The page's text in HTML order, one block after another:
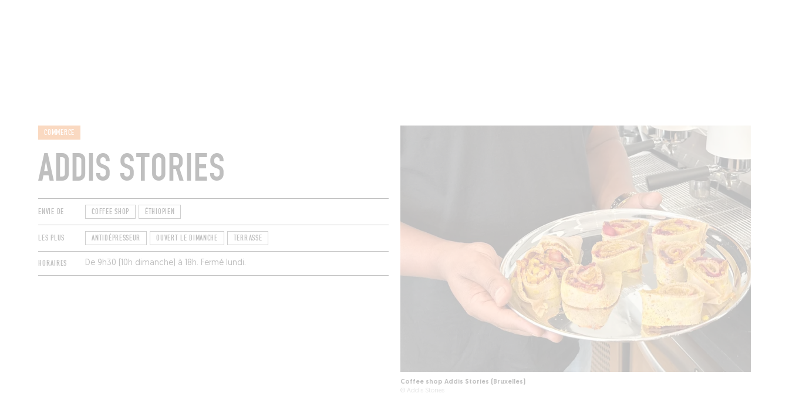
COMMERCE
ADDIS STORIES
ENVIE DE COFFEE SHOP ÉTHIOPIEN
LES PLUS ANTIDÉPRESSEUR OUVERT LE DIMANCHE TERRASSE
HORAIRES De 9h30 (10h dimanche) à 18h. Fermé lundi.
Coffee shop Addis Stories (Bruxelles)
© Addis Stories